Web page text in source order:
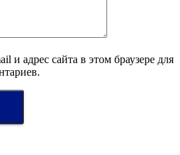
и адрес сайта в этом браузере для